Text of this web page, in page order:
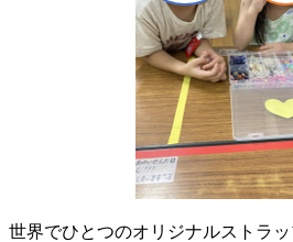
世界でひとつのオリジナルストラッ